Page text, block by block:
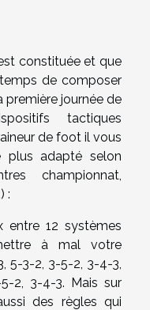
constituée et que
de composer
journée de
tactiques
de foot il vous
plus adapté selon
championnat,
:
entre 12 systèmes
à mal votre
5-3-2, 3-5-2, 3-4-3,
2, 3-4-3. Mais sur
des règles qui